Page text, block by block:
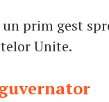
prim gest
Unite.